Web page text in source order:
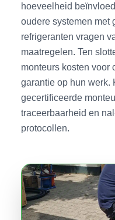
hoeveelheid
oudere systemen met
refrigeranten vragen
maatregelen. Ten
monteurs kosten voor
garantie op hun werk.
gecertificeerde
traceerbaarheid en
protocollen.